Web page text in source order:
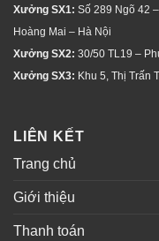
Xưởng SX1: Số 289 Ngõ 42
Hoàng Mai – Hà Nội
Xưởng SX2: 30/50 TL19 –
Xưởng SX3: Khu 5, Thị Trấn
LIÊN KẾT
Trang chủ
Giới thiệu
Thanh toán